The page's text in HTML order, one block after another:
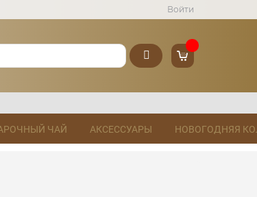
Войти
ЧАЙ АКСЕССУАРЫ НОВОГОДНЯЯ